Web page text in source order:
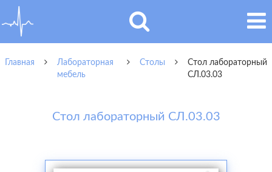
Главная
Лабораторная
мебель
Столы
Стол лабораторный
СЛ.03.03
Стол лабораторный СЛ.03.03